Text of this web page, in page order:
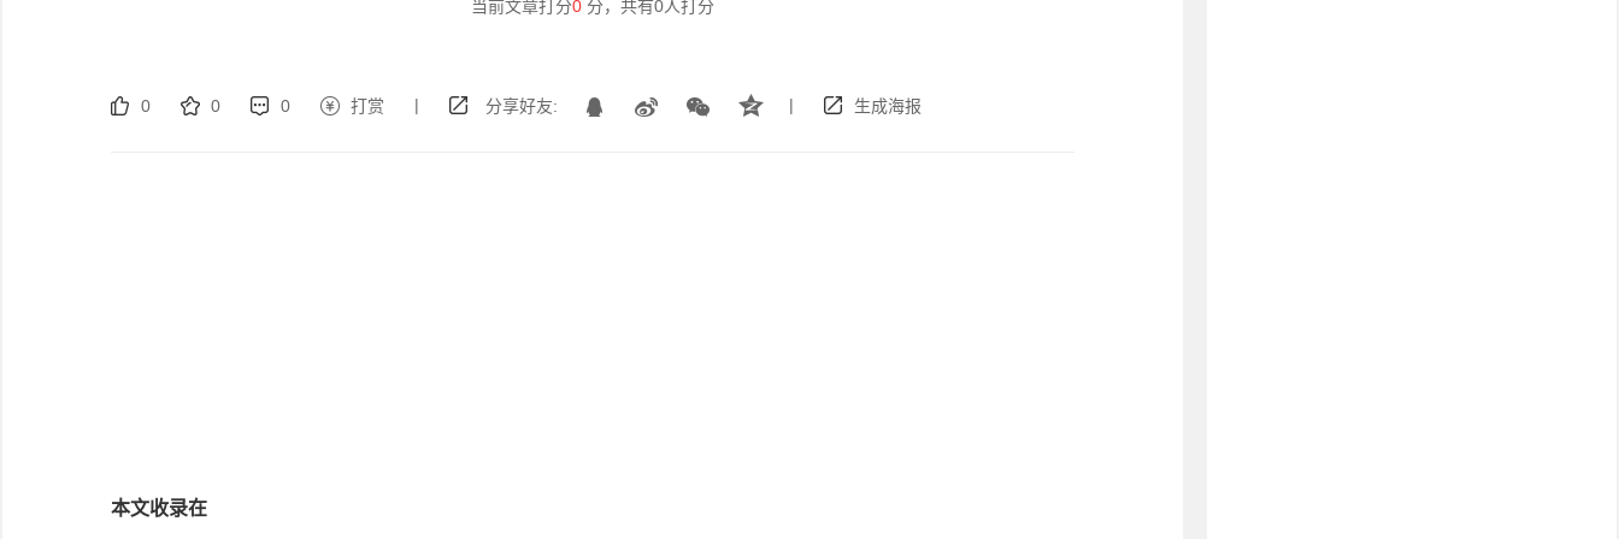
当前文章打分0 分，共有0人打分
0 0 0 打赏 | 分享好友: | 生成海报
本文收录在